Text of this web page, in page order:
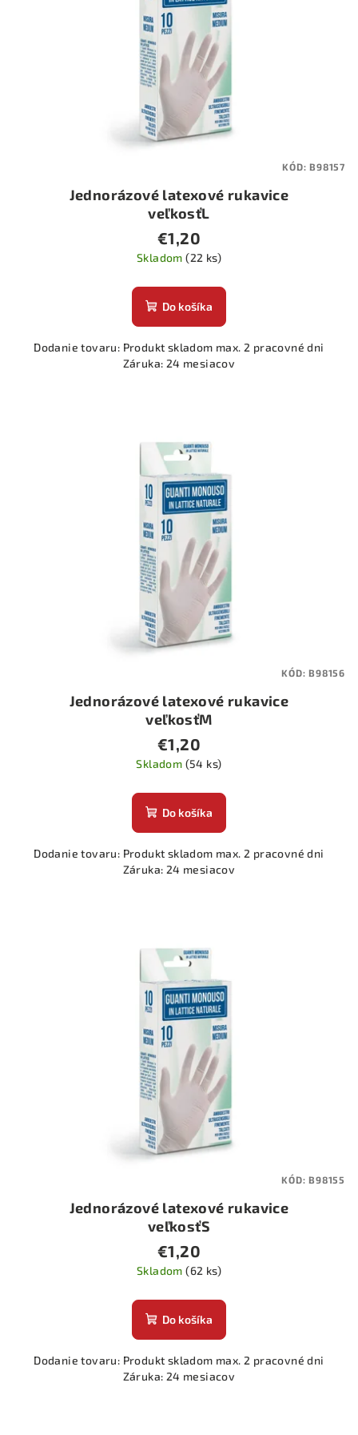
Jednorázové latexové rukavice
veľkosťL
€1,20
Skladom(22 ks)
Do košíka
Dodanie tovaru: Produkt skladom max. 2 pracovné dni
Záruka: 24 mesiacov
KÓD:B98157
Jednorázové latexové rukavice
veľkosťM
€1,20
Skladom (54 ks)
Do košíka
Dodanie tovaru: Produkt skladom max. 2 pracovné dni
Záruka: 24 mesiacov
KÓD:B98156
Jednorázové latexové rukavice
veľkosťS
€1,20
Skladom(62 ks)
Do košíka
Dodanie tovaru: Produkt skladom max. 2 pracovné dni
Záruka: 24 mesiacov
KÓD:B98155